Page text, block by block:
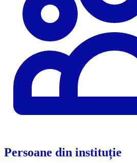
Persoane din instituție